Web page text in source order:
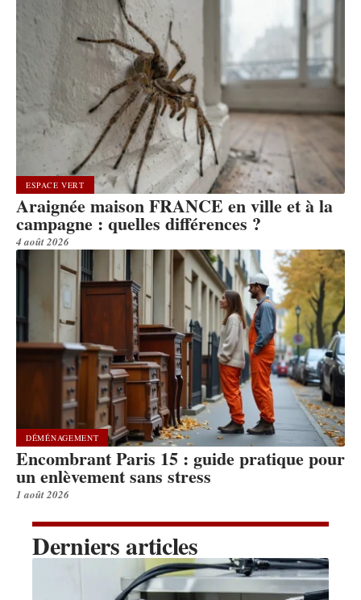
ESPACE VERT
Araignée maison FRANCE en ville et à la
campagne : quelles différences ?
4 août 2026
DÉMÉNAGEMENT
Encombrant Paris 15 : guide pratique pour
un enlèvement sans stress
1 août 2026
Derniers articles